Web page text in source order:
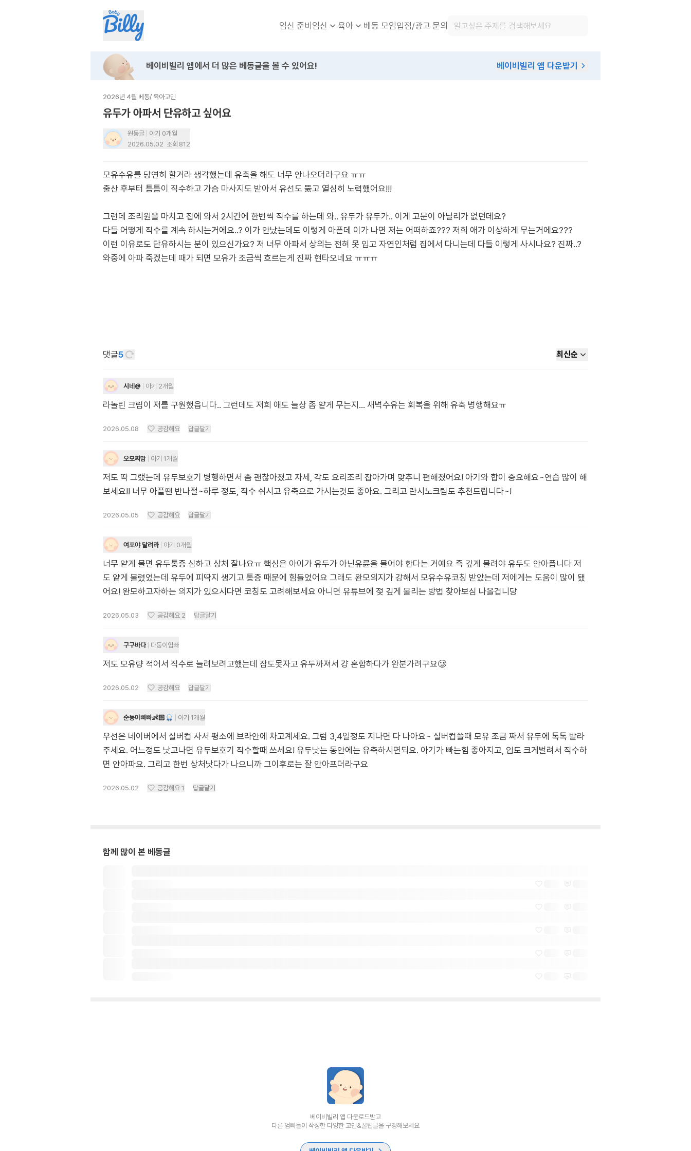
임신 준비임신 육아 베동 모임입점/광고 문의
베이비빌리 앱에서 더 많은 베동글을 볼 수 있어요! 베이비빌리 앱 다운받기
2026년 4월 베동/ 육아고민
유두가 아파서 단유하고 싶어요
원동글
아기 0개월
2026.05.02 조회 812
모유수유를 당연히 할거라 생각했는데 유축을 해도 너무 안나오더라구요 ㅠㅠ
출산 후부터 틈틈이 직수하고 가슴 마사지도 받아서 유선도 뚫고 열심히 노력했어요!!!
그런데 조리원을 마치고 집에 와서 2시간에 한번씩 직수를 하는데 와.. 유두가 유두가.. 이게 고문이 아닐리가 없던데요?
다들 어떻게 직수를 계속 하시는거에요..? 이가 안났는데도 이렇게 아픈데 이가 나면 저는 어떠하죠??? 저희 애가 이상하게 무는거에요???
이런 이유로도 단유하시는 분이 있으신가요? 저 너무 아파서 상의는 전혀 못 입고 자연인처럼 집에서 다니는데 다들 이렇게 사시나요? 진짜..?
와중에 아파 죽겠는데 때가 되면 모유가 조금씩 흐르는게 진짜 현타오네요 ㅠㅠㅠ
댓글5 최신순
시네@ 아기 2개월
라놀린 크림이 저를 구원했읍니다.. 그런데도 저희 애도 늘상 좀 얕게 무는지… 새벽수유는 회복을 위해 유축 병행해요ㅠ
2026.05.08 공감해요 답글달기
오모찌맘 아기 1개월
저도 딱 그랬는데 유두보호기 병행하면서 좀 괜찮아졌고 자세, 각도 요리조리 잡아가며 맞추니 편해졌어요! 아기와 합이 중요해요~연습 많이 해
보세요!! 너무 아플땐 반나절~하루 정도, 직수 쉬시고 유축으로 가시는것도 좋아요. 그리고 란시노크림도 추천드립니다~!
2026.05.05 공감해요 답글달기
여포야 달려라 아기 0개월
너무 얕게 물면 유두통증 심하고 상처 잘나요ㅠ 핵심은 아이가 유두가 아닌유륜을 물어야 한다는 거예요 즉 깊게 물려야 유두도 안아픕니다 저
도 얕게 물렸었는데 유두에 피딱지 생기고 통증 때문에 힘들었어요 그래도 완모의지가 강해서 모유수유코칭 받았는데 저에게는 도움이 많이 됐
어요! 완모하고자하는 의지가 있으시다면 코칭도 고려해보세요 아니면 유튜브에 젖 깊게 물리는 방법 찾아보심 나올겁니당
2026.05.03 공감해요 2 답글달기
구구바다 다둥이엄빠
저도 모유량 적어서 직수로 늘려보려고했는데 잠도못자고 유두까져서 걍 혼합하다가 완분가려구요🥲
2026.05.02 공감해요 답글달기
순둥이빠빠👶🏻 아기 1개월
우선은 네이버에서 실버컵 사서 평소에 브라안에 차고계세요. 그럼 3,4일정도 지나면 다 나아요~ 실버컵쓸때 모유 조금 짜서 유두에 톡톡 발라
주세요. 어느정도 낫고나면 유두보호기 직수할때 쓰세요! 유두낫는 동안에는 유축하시면되요. 아기가 빠는힘 좋아지고, 입도 크게벌려서 직수하
면 안아파요. 그리고 한번 상처낫다가 나으니까 그이후로는 잘 안아프더라구요
2026.05.02 공감해요 1 답글달기
함께 많이 본 베동글
베이비빌리 앱 다운로드받고
다른 엄빠들이 작성한 다양한 고민&꿀팁글을 구경해보세요